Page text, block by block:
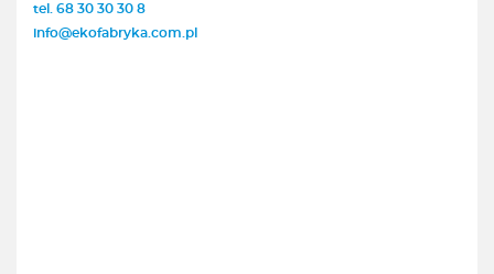
tel. 68 30 30 30 8
info@ekofabryka.com.pl